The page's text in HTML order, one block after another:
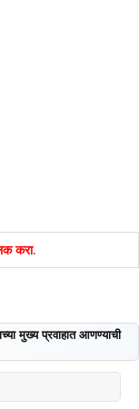
करा.
मुख्य प्रवाहात आणण्याची